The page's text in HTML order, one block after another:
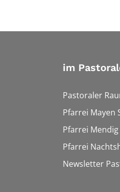
im
Pastoraler
Pfarrei Mayen
Pfarrei
Pfarrei
Newsletter